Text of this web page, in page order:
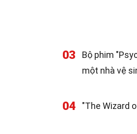
03
Bộ phim
một nhà vệ
04 "The Wizard